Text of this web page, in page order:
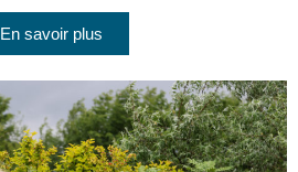
En savoir plus